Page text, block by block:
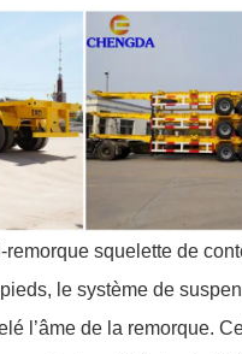
remorque squelette de
le système de
l’âme de la remorque.